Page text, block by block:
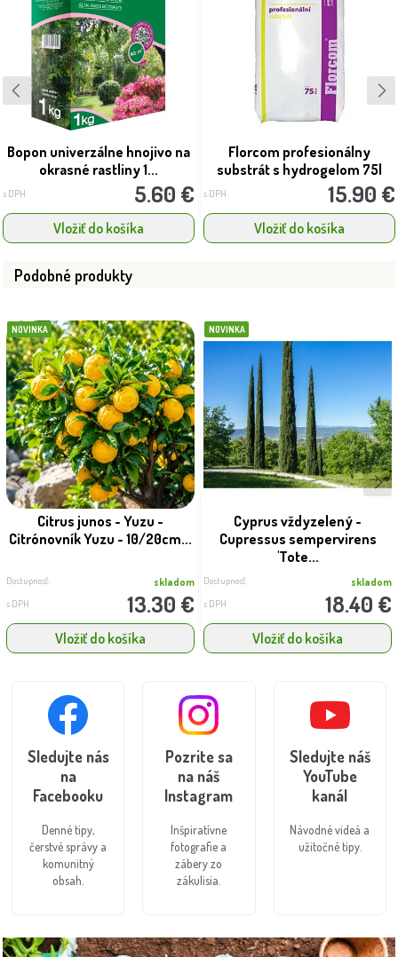
Bopon univerzálne hnojivo na
okrasné rastliny 1...
s DPH 5.60 €
Vložiť do košíka
Florcom profesionálny
substrát s hydrogelom 75l
s DPH 15.90 €
Vložiť do košíka
Podobné produkty
NOVINKA
Citrus junos - Yuzu -
Citrónovník Yuzu - 10/20cm...
Dostupnosť: skladom
s DPH 13.30 €
Vložiť do košíka
NOVINKA
Cyprus vždyzelený -
Cupressus sempervirens
'Tote...
Dostupnosť: skladom
s DPH 18.40 €
Vložiť do košíka
Sledujte nás
na
Facebooku
Denné tipy,
čerstvé správy a
komunitný
obsah.
Pozrite sa
na náš
Instagram
Inšpiratívne
fotografie a
zábery zo
zákulisia.
Sledujte náš
YouTube
kanál
Návodné videá a
užitočné tipy.